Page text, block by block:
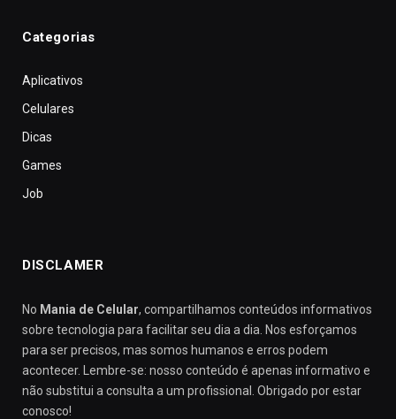
Categorias
Aplicativos
Celulares
Dicas
Games
Job
DISCLAMER
No Mania de Celular, compartilhamos conteúdos informativos
sobre tecnologia para facilitar seu dia a dia. Nos esforçamos
para ser precisos, mas somos humanos e erros podem
acontecer. Lembre-se: nosso conteúdo é apenas informativo e
não substitui a consulta a um profissional. Obrigado por estar
conosco!